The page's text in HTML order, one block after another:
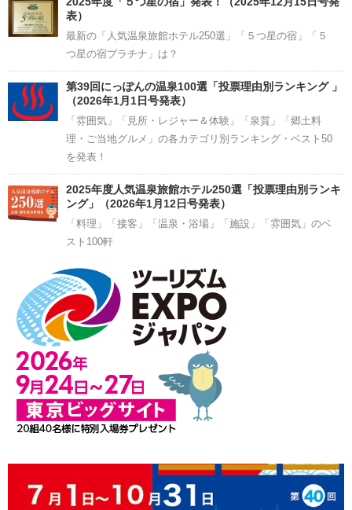
表）
最新の「人気温泉旅館ホテル250選」「５つ星の宿」「５
つ星の宿プラチナ」は？
第39回にっぽんの温泉100選「投票理由別ランキング 」
（2026年1月1日号発表）
「雰囲気」「見所・レジャー＆体験」「泉質」「郷土料
理・ご当地グルメ」の各カテゴリ別ランキング・ベスト50
を発表！
2025年度人気温泉旅館ホテル250選「投票理由別ランキ
ング」（2026年1月12日号発表）
「料理」「接客」「温泉・浴場」「施設」「雰囲気」のベ
スト100軒